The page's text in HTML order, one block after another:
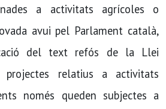
a activitats agrí­coles o
avui pel Parlament català,
del text refós de la Llei
projectes relatius a activitats
només queden subjectes a